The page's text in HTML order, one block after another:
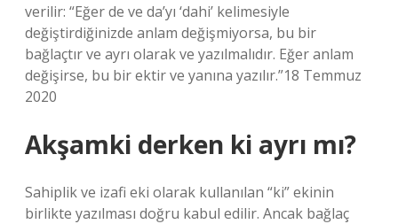
verilir: “Eğer de ve da’yı ‘dahi’ kelimesiyle
değiştirdiğinizde anlam değişmiyorsa, bu bir
bağlaçtır ve ayrı olarak ve yazılmalıdır. Eğer anlam
değişirse, bu bir ektir ve yanına yazılır.”18 Temmuz
2020
Akşamki derken ki ayrı mı?
Sahiplik ve izafi eki olarak kullanılan “ki” ekinin
birlikte yazılması doğru kabul edilir. Ancak bağlaç